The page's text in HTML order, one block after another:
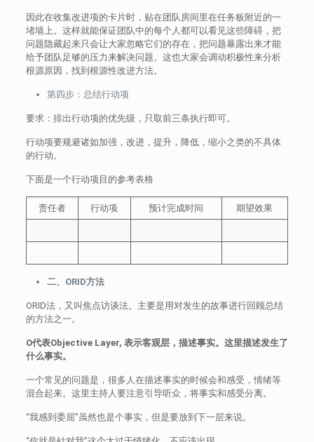
因此在收集改进项的卡片时，贴在团队房间里在任务板附近的一
堵墙上。这样就能保证团队中的每个人都可以看见这些障碍，把
问题隐藏起来只会让大家忽略它们的存在，把问题暴露出来才能
给予团队足够的压力来解决问题。这也大家会调动积极性来分析
根源原因，找到根源性改进方法。
第四步：总结行动项
要求：排出行动项的优先级，只取前三条执行即可。
行动项要规避诸如加强，改进，提升，降低，缩小之类的不具体
的行动。
下面是一个行动项目的参考表格
责任者 行动项 预计完成时间 期望效果
二、ORID方法
ORID法，又叫焦点访谈法。主要是用对发生的故事进行回顾总结
的方法之一。
O代表Objective Layer, 表示客观层，描述事实。这里描述发生了
什么事实。
一个常见的问题是，很多人在描述事实的时候会和感受，情绪等
混合起来。这里主持人要注意引导听众，将事实和感受分离。
“我感到委屈”虽然也是个事实，但是要放到下一层来说。